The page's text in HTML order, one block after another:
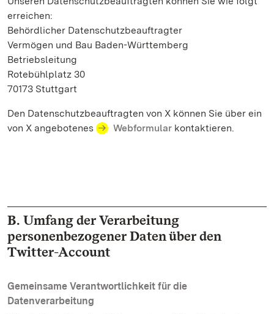
erreichen:
Behördlicher Datenschutzbeauftragter
Vermögen und Bau Baden-Württemberg
Betriebsleitung
Rotebühlplatz 30
70173 Stuttgart
Den Datenschutzbeauftragten von X können Sie über ein
von X angebotenes
Webformular kontaktieren.
B. Umfang der Verarbeitung
personenbezogener Daten über den
Twitter-Account
Gemeinsame Verantwortlichkeit für die
Datenverarbeitung